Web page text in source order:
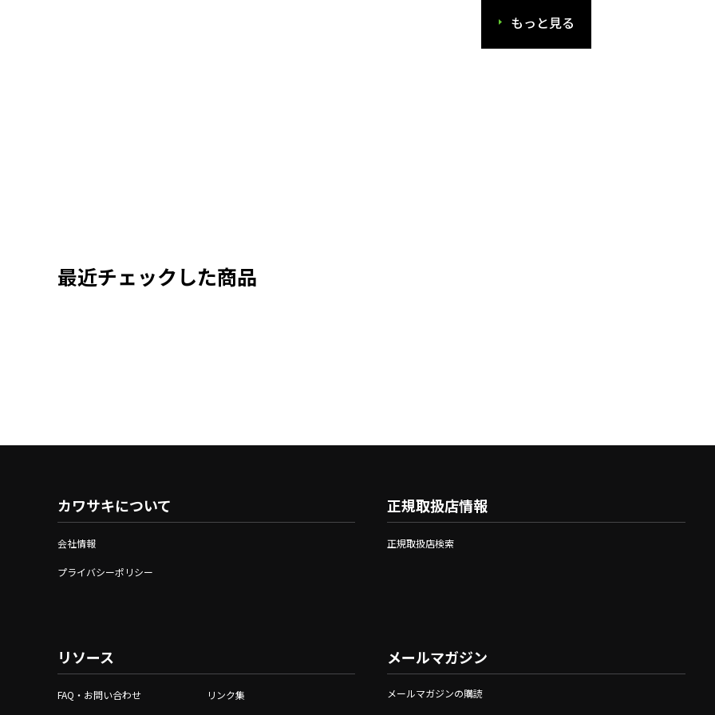
もっと見る
最近チェックした商品
カワサキについて
会社情報
プライバシーポリシー
リソース
FAQ・お問い合わせ リンク集
正規取扱店情報
正規取扱店検索
メールマガジン
メールマガジンの購読